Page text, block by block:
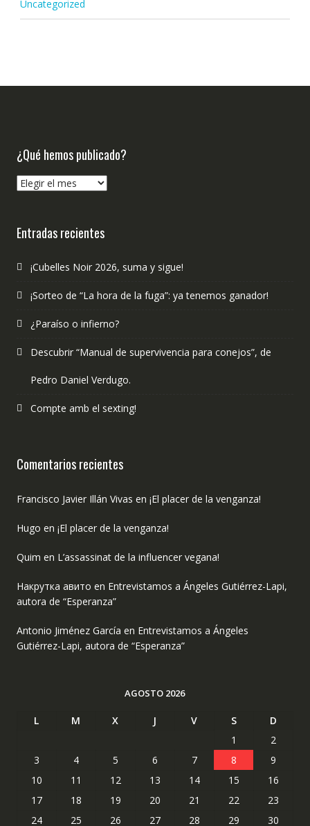
Uncategorized
¿Qué hemos publicado?
¿Qué
Entradas recientes
¡Cubelles Noir 2026, suma y sigue!
¡Sorteo de “La hora de la fuga”: ya tenemos ganador!
¿Paraíso o infierno?
Descubrir “Manual de supervivencia para conejos”, de
Pedro Daniel Verdugo.
Compte amb el sexting!
Comentarios recientes
Francisco Javier Illán Vivas en ¡El placer de la venganza!
Hugo en ¡El placer de la venganza!
Quim en L’assassinat de la influencer vegana!
Накрутка авито en Entrevistamos a Ángeles Gutiérrez-Lapi,
autora de “Esperanza”
Antonio Jiménez García en Entrevistamos a Ángeles
Gutiérrez-Lapi, autora de “Esperanza”
AGOSTO 2026
L M X J V S
D
1
2
3
4 5 6 7 8
9
10
11 12 13 14 15
16
17
18 19 20 21 22
23
24
25 26 27 28 29 30